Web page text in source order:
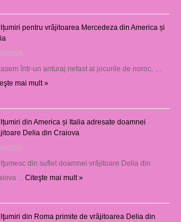
pentru vrăjitoarea Mercedeza din America și
2026
într-un anturaj nefast al jocurile de noroc, …
mai mult »
din America și Italia adresate doamnei
Delia din Craiova
2026
din suflet doamnei vrăjitoare Delia din
… Citeşte mai mult »
din Roma primite de vrăjitoarea Delia din